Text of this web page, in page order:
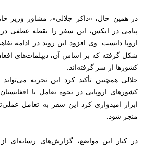
در همین حال، «ذاکر جلالی»، مشاور وزیر
پیامی در ایکس، این سفر را نقطه عطفی در
اروپا دانست. وی افزود این روند در ادامه
شکل گرفته که بر اساس آن، دیپلمات‌های
کشورها از سر گرفته‌اند.
جلالی همچنین تأکید کرد این تجربه می‌تواند
کشورهای اروپایی در نحوه تعامل با
ابراز امیدواری کرد این سفر به تعامل
منجر شود.
در کنار این مواضع، گزارش‌های رسانه‌ای